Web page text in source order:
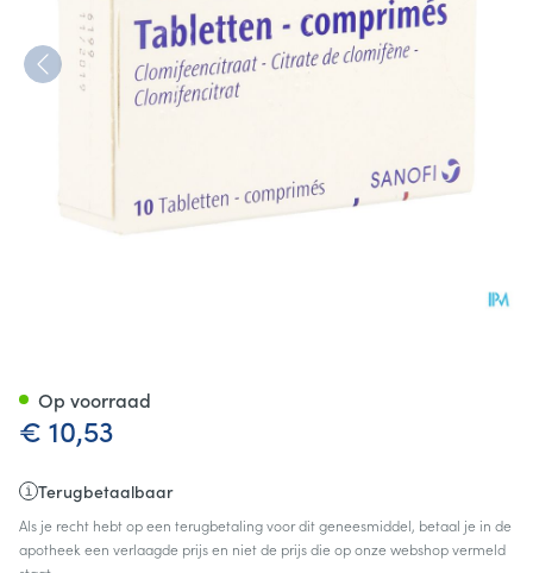
€ 10,53
Terugbetaalbaar
Als je recht hebt op een terugbetaling voor dit geneesmiddel, betaal je in de
apotheek een verlaagde prijs en niet de prijs die op onze webshop vermeld
Op voorraad